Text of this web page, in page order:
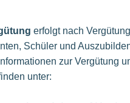
erfolgt nach
Schüler und
zur Vergütung
unter: